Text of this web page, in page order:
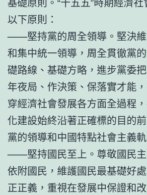
以下原則：
——堅持黨的周全領導。堅決
和集中統一領導，周全貫徹黨
礎路線、基礎方略，進步黨委
年夜局、作決策、保落實才能
穿經濟社會發展各方面全過程
化建設始終沿著正確標的目的
黨的領導和中國特點社會主義
——堅持國民至上。尊敬國民
依附國民，維護國民最基礎好
正正義，重視在發展中保證和